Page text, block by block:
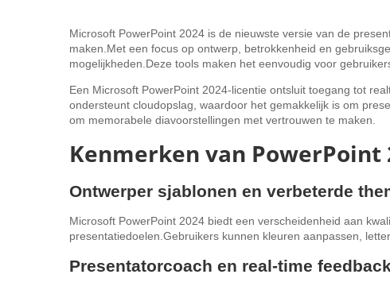
Microsoft PowerPoint 2024 is de nieuwste versie van de
maken.Met een focus op ontwerp, betrokkenheid en
mogelijkheden.Deze tools maken het eenvoudig voor
Een Microsoft PowerPoint 2024-licentie ontsluit toegang tot
ondersteunt cloudopslag, waardoor het gemakkelijk is om
om memorabele diavoorstellingen met vertrouwen te maken.
Kenmerken van PowerPoint
Ontwerper sjablonen en verbeterde
Microsoft PowerPoint 2024 biedt een verscheidenheid aan
presentatiedoelen.Gebruikers kunnen kleuren aanpassen,
Presentatorcoach en real-time feedback